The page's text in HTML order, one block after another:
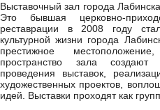
Выставочный зал города
Это бывшая церковно-
реставрации в 2008 году
культурной жизни города
престижное
пространство зала
проведения выставок,
художественных проектов,
идей. Выставки проходят как